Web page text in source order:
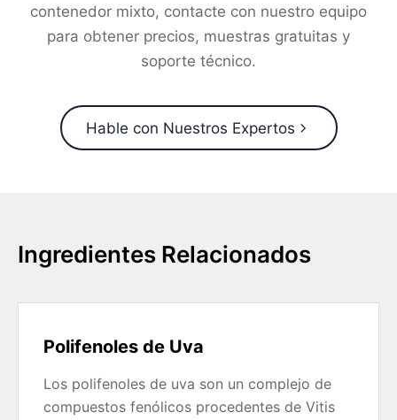
contenedor mixto, contacte con nuestro equipo
para obtener precios, muestras gratuitas y
soporte técnico.
Hable con Nuestros Expertos
Ingredientes Relacionados
Polifenoles de Uva
Los polifenoles de uva son un complejo de
compuestos fenólicos procedentes de Vitis